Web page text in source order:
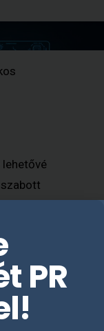
lehetővé
PR